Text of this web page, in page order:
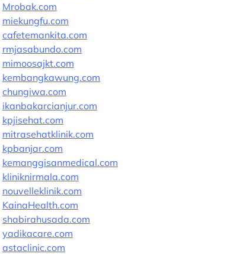
Mrobak.com
miekungfu.com
cafetemankita.com
rmjasabundo.com
mimoosajkt.com
kembangkawung.com
chungiwa.com
ikanbakarcianjur.com
kpjisehat.com
mitrasehatklinik.com
kpbanjar.com
kemanggisanmedical.com
kliniknirmala.com
nouvelleklinik.com
KainaHealth.com
shabirahusada.com
yadikacare.com
astaclinic.com